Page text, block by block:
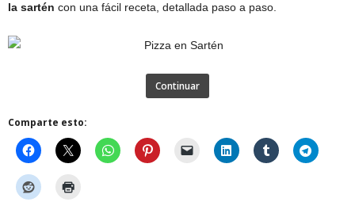
la sartén con una fácil receta, detallada paso a paso.
Continuar
Comparte esto: